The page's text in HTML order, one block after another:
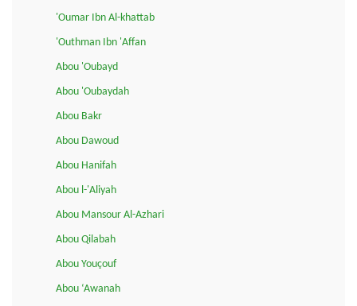
'Oumar Ibn Al-khattab
'Outhman Ibn 'Affan
Abou 'Oubayd
Abou 'Oubaydah
Abou Bakr
Abou Dawoud
Abou Hanifah
Abou l-'Aliyah
Abou Mansour Al-Azhari
Abou Qilabah
Abou Youçouf
Abou ‘Awanah